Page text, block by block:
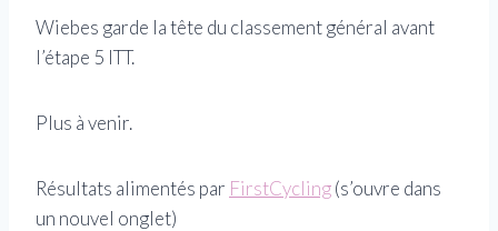
Wiebes garde la tête du classement général avant
l’étape 5 ITT.
Plus à venir.
Résultats alimentés par FirstCycling(s’ouvre dans
un nouvel onglet)